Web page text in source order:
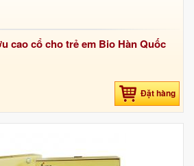
cao cổ cho trẻ em Bio Hàn Quốc
Đặt hàng